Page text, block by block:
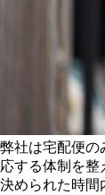
弊社は宅配便の
応する体制を整
決められた時間